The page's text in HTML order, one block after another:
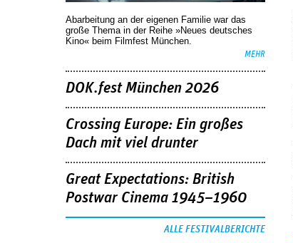
Abarbeitung an der eigenen Familie war das
große Thema in der Reihe »Neues deutsches
Kino« beim Filmfest München.
MEHR
DOK.fest München 2026
Crossing Europe: Ein großes
Dach mit viel drunter
Great Expectations: British
Postwar Cinema 1945–1960
ALLE FESTIVALBERICHTE